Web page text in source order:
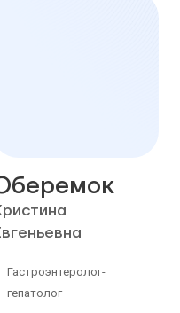
Гастроэнтеролог-
гепатолог